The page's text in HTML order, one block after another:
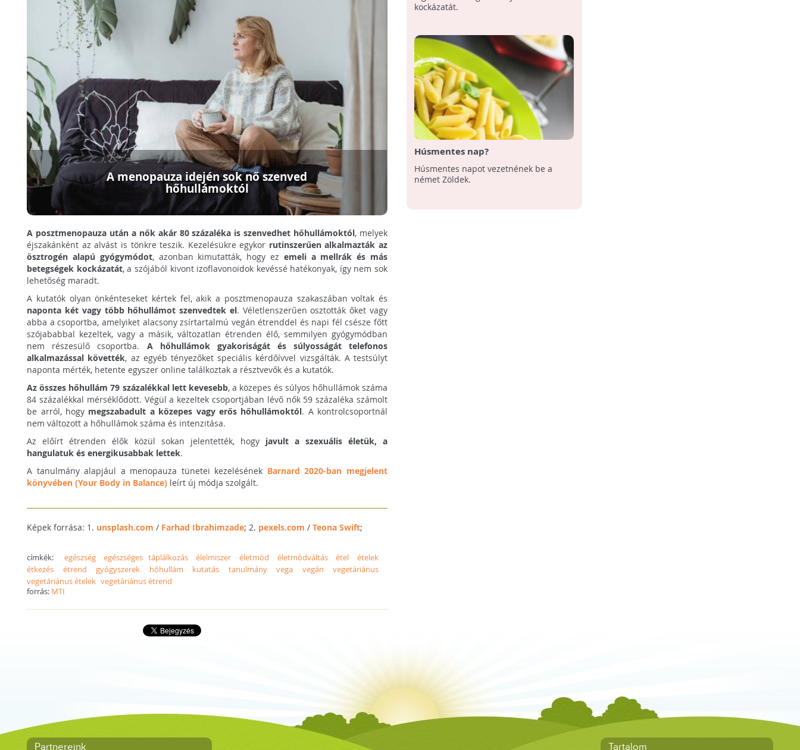
A menopauza idején sok nő szenved
hőhullámoktól
A posztmenopauza után a nők akár 80 százaléka is szenvedhet hőhullámoktól, melyek
éjszakánként az alvást is tönkre teszik. Kezelésükre egykor rutinszerűen alkalmazták az
ösztrogén alapú gyógymódot, azonban kimutatták, hogy ez emeli a mellrák és más
betegségek kockázatát, a szójából kivont izoflavonoidok kevéssé hatékonyak, így nem sok
lehetőség maradt.
A kutatók olyan önkénteseket kértek fel, akik a posztmenopauza szakaszában voltak és
naponta két vagy több hőhullámot szenvedtek el. Véletlenszerűen osztották őket vagy
abba a csoportba, amelyiket alacsony zsírtartalmú vegán étrenddel és napi fél csésze főtt
szójababbal kezeltek, vagy a másik, változatlan étrenden élő, semmilyen gyógymódban
nem részesülő csoportba. A hőhullámok gyakoriságát és súlyosságát telefonos
alkalmazással követték, az egyéb tényezőket speciális kérdőívvel vizsgálták. A testsúlyt
naponta mérték, hetente egyszer online találkoztak a résztvevők és a kutatók.
Az összes hőhullám 79 százalékkal lett kevesebb, a közepes és súlyos hőhullámok száma
84 százalékkal mérséklődött. Végül a kezeltek csoportjában lévő nők 59 százaléka számolt
be arról, hogy megszabadult a közepes vagy erős hőhullámoktól. A kontrolcsoportnál
nem változott a hőhullámok száma és intenzitása.
Az előírt étrenden élők közül sokan jelentették, hogy javult a szexuális életük, a
hangulatuk és energikusabbak lettek.
A tanulmány alapjául a menopauza tünetei kezelésének Barnard 2020-ban megjelent
könyvében (Your Body in Balance) leírt új módja szolgált.
Képek forrása: 1. unsplash.com / Farhad Ibrahimzade; 2. pexels.com /Teona Swift;
címkék: egészség egészséges táplálkozás élelmiszer életmód életmódváltás étel
ételek
étkezés
étrend gyógyszerek hőhullám kutatás tanulmány vega vegán
vegetáriánus
vegetáriánus ételek vegetáriánus étrend
forrás: MTI
kockázatát.
Húsmentes nap?
Húsmentes napot vezetnének be a
német Zöldek.
Partnereink Tartalom